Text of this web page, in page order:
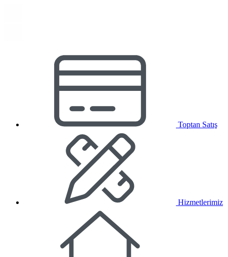
Toptan Satış
Hizmetlerimiz